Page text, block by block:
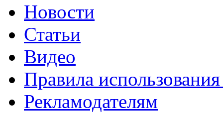
Новости
Статьи
Видео
Правила
Рекламодателям